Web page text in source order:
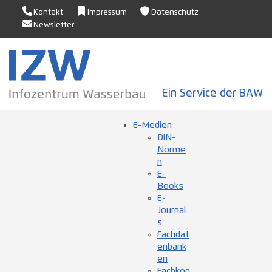
Kontakt Impressum
Datenschutz
Newsletter
Ein Service der BAW
E-Medien
DIN-
Norme
n
E-
Books
E-
Journal
s
Fachdat
enbank
en